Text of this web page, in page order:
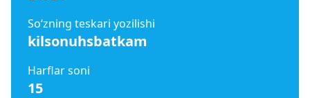
So‘zning teskari yozilishi
kilsonuhsbatkam
Harflar soni
15